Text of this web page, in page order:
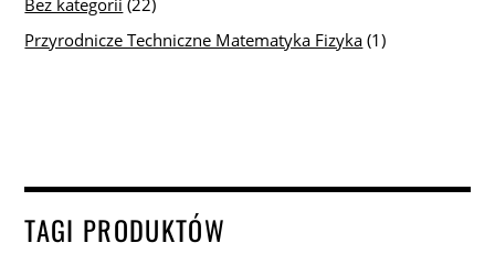
Bez kategorii (22)
Przyrodnicze Techniczne Matematyka Fizyka (1)
TAGI PRODUKTÓW